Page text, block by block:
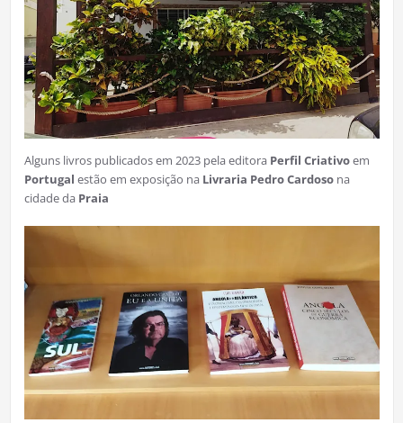
Alguns livros publicados em 2023 pela editora Perfil Criativoem
Portugal estão em exposição na Livraria Pedro Cardosona
cidade da Praia